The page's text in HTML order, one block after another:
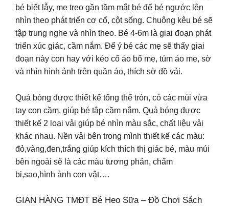
bé biết lẫy, mẹ treo gần tầm mắt bé để bé ngước lên
nhìn theo phát triển cơ cổ, cột sống. Chuông kêu bé sẽ
tập trung nghe và nhìn theo. Bé 4-6m là giai đoạn phát
triển xúc giác, cầm nắm. Để ý bé các mẹ sẽ thấy giai
đoạn này con hay với kéo cổ áo bố mẹ, túm áo mẹ, sờ
và nhìn hình ảnh trên quần áo, thích sờ đồ vải.
Quả bóng được thiết kế tổng thể tròn, có các múi vừa
tay con cầm, giúp bé tập cầm nắm. Quả bóng được
thiết kế 2 loại vải giúp bé nhìn màu sắc, chất liệu vải
khác nhau. Nền vải bên trong mình thiết kế các màu:
đỏ,vàng,đen,trắng giúp kích thích thị giác bé, màu múi
bên ngoài sẽ là các màu tương phản, chấm
bi,sao,hình ảnh con vật….
GIAN HÀNG TMĐT Bé Heo Sữa – Đồ Chơi Sách